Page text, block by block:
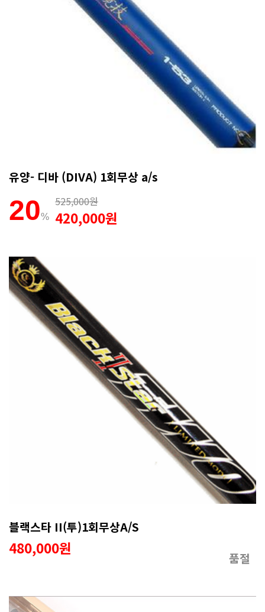
유양- 디바 (DIVA) 1회무상 a/s
20%
525,000원
420,000원
블랙스타 II(투)1회무상A/S
품절
480,000원